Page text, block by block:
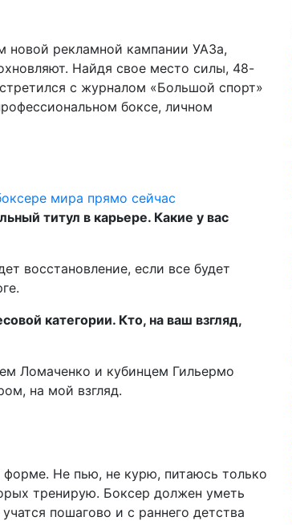
новой рекламной кампании УАЗа,
Найдя свое место силы, 48-
с журналом «Большой спорт»
боксе, личном
титул в карьере. Какие у вас
восстановление, если все будет
категории. Кто, на ваш взгляд,
Ломаченко и кубинцем Гильермо
на мой взгляд.
Не пью, не курю, питаюсь только
тренирую. Боксер должен уметь
пошагово и с раннего детства